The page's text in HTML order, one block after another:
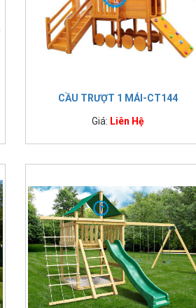
CẦU TRƯỢT 1 MÁI-CT144
Giá: Liên Hệ